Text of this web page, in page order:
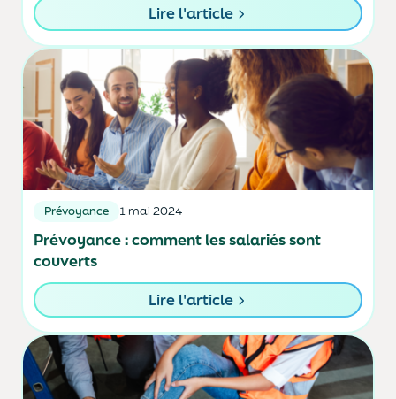
Lire l'article
Prévoyance 1 mai 2024
Prévoyance : comment les salariés sont
couverts
Lire l'article